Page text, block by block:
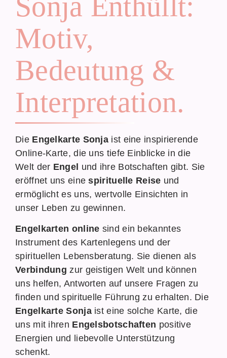
Motiv,
Bedeutung &
Interpretation.
Die Engelkarte Sonja ist eine inspirierende
Online-Karte, die uns tiefe Einblicke in die
Welt der Engel und ihre Botschaften gibt. Sie
eröffnet uns einespirituelle Reise und
ermöglicht es uns, wertvolle Einsichten in
unser Leben zu gewinnen.
Engelkarten online sind ein bekanntes
Instrument des Kartenlegens und der
spirituellen Lebensberatung. Sie dienen als
Verbindung zur geistigen Welt und können
uns helfen, Antworten auf unsere Fragen zu
finden und spirituelle Führung zu erhalten. Die
Engelkarte Sonjaist eine solche Karte, die
uns mit ihren Engelsbotschaften positive
Energien und liebevolle Unterstützung
schenkt.